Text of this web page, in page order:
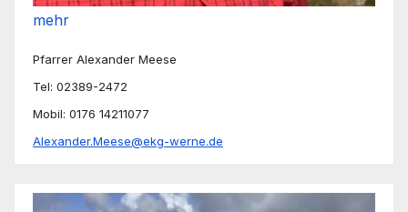
mehr
Pfarrer Alexander Meese
Tel: 02389-2472
Mobil: 0176 14211077
Alexander.Meese@ekg-werne.de